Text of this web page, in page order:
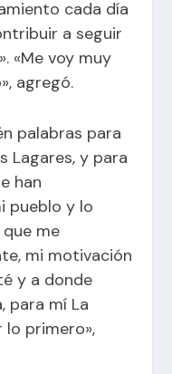
cada día
a seguir
«Me voy muy
agregó.
palabras para
Lagares, y para
han
pueblo y lo
me
mi motivación
y a donde
para mí La
lo primero»,